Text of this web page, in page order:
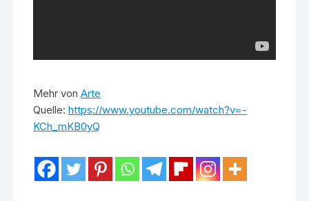
Mehr vonArte
Quelle:https://www.youtube.com/watch?v=-
KCh_mKB0yQ